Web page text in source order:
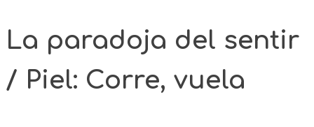
La paradoja del sentir
/ Piel: Corre, vuela